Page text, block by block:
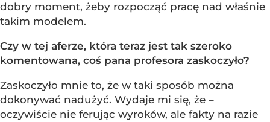
dobry moment, żeby rozpocząć pracę nad właśnie
takim modelem.
Czy w tej aferze, która teraz jest tak szeroko
komentowana, coś pana profesora zaskoczyło?
Zaskoczyło mnie to, że w taki sposób można
dokonywać nadużyć. Wydaje mi się, że –
oczywiście nie ferując wyroków, ale fakty na razie